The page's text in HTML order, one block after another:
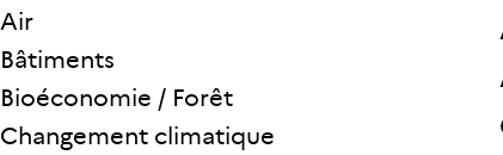
Air
Bâtiments
Bioéconomie / Forêt
Changement climatique